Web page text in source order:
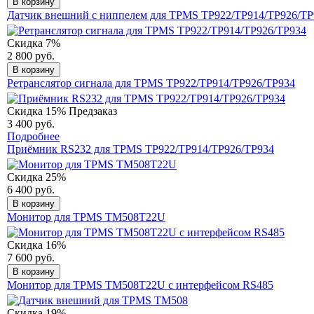
Датчик внешний с ниппелем для TPMS TP922/TP914/TP926/
Скидка 7%
2 800 руб.
В корзину
Ретранслятор сигнала для TPMS TP922/TP914/TP926/TP934
Скидка 15% Предзаказ
3 400 руб.
Подробнее
Приёмник RS232 для TPMS TP922/TP914/TP926/TP934
Скидка 25%
6 400 руб.
В корзину
Монитор для TPMS TM508T22U
Скидка 16%
7 600 руб.
В корзину
Монитор для TPMS TM508T22U с интерфейсом RS485